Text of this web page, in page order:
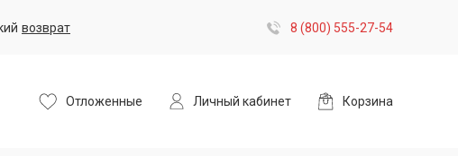
возврат 8 (800) 555-27-54
Отложенные Личный кабинет Корзина